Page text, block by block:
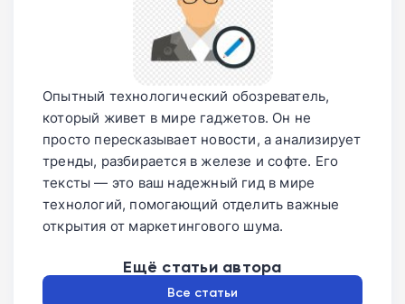
Опытный технологический обозреватель,
который живет в мире гаджетов. Он не
просто пересказывает новости, а анализирует
тренды, разбирается в железе и софте. Его
тексты — это ваш надежный гид в мире
технологий, помогающий отделить важные
открытия от маркетингового шума.
Ещё статьи автора
Все статьи